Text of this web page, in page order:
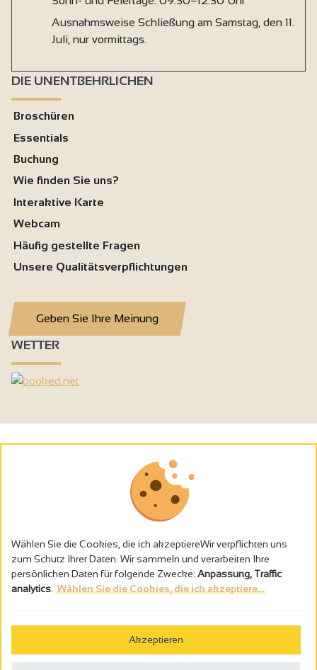
Ausnahmsweise Schließung am Samstag, den 11.
Juli, nur vormittags.
DIE UNENTBEHRLICHEN
Broschüren
Essentials
Buchung
Wie finden Sie uns?
Interaktive Karte
Webcam
Häufig gestellte Fragen
Unsere Qualitätsverpflichtungen
Geben Sie Ihre Meinung
WETTER
Alkoholmissbrauch ist gefährlich für die Gesundheit - trinken Sie in
Wählen Sie die Cookies, die ich akzeptiereWir verpflichten uns
zum Schutz Ihrer Daten. Wir sammeln und verarbeiten Ihre
persönlichen Daten für folgende Zwecke: Anpassung, Traffic
analytics Wählen Sie die Cookies, die ich akzeptiere...
Akzeptieren